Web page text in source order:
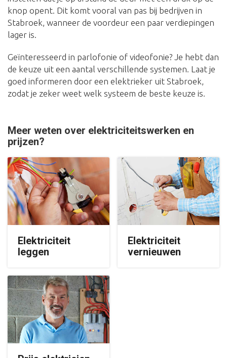
knop opent. Dit komt vooral van pas bij bedrijven in
Stabroek, wanneer de voordeur een paar verdiepingen
lager is.
Geïnteresseerd in parlofonie of videofonie? Je hebt dan
de keuze uit een aantal verschillende systemen. Laat je
goed informeren door een elektrieker uit Stabroek,
zodat je zeker weet welk systeem de beste keuze is.
Meer weten over elektriciteitswerken en
prijzen?
Elektriciteit
leggen
Elektriciteit
vernieuwen